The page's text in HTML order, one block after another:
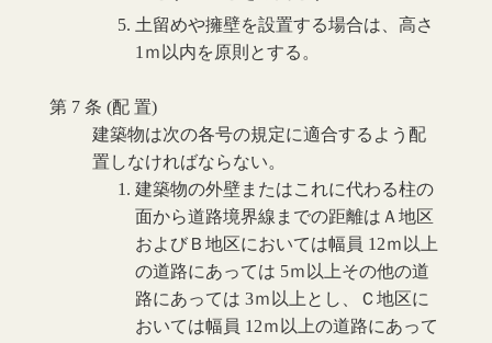
土留めや擁壁を設置する場合は、高さ
1ｍ以内を原則とする。
第 7 条 (配 置)
建築物は次の各号の規定に適合するよう配
置しなければならない。
建築物の外壁またはこれに代わる柱の
面から道路境界線までの距離はＡ地区
およびＢ地区においては幅員 12ｍ以上
の道路にあっては 5ｍ以上その他の道
路にあっては 3ｍ以上とし、Ｃ地区に
おいては幅員 12ｍ以上の道路にあって